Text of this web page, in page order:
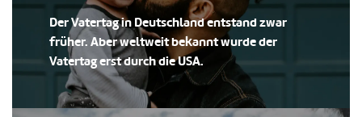
Der Vatertag in Deutschland entstand zwar
früher. Aber weltweit bekannt wurde der
Vatertag erst durch die USA.